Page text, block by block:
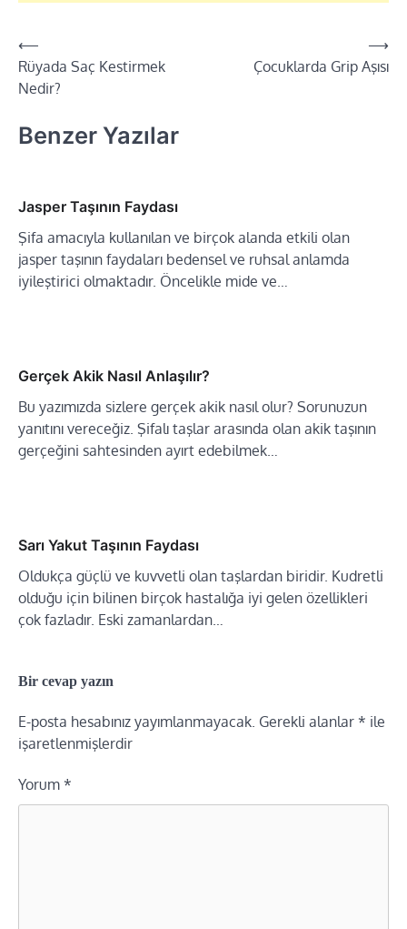
Yazı
dolaşımı
⟵
Rüyada Saç Kestirmek
Nedir?
Çocuklarda Grip Aşısı
⟶
Benzer Yazılar
Jasper Taşının Faydası
Şifa amacıyla kullanılan ve birçok alanda etkili olan
jasper taşının faydaları bedensel ve ruhsal anlamda
iyileştirici olmaktadır. Öncelikle mide ve…
Gerçek Akik Nasıl Anlaşılır?
Bu yazımızda sizlere gerçek akik nasıl olur? Sorunuzun
yanıtını vereceğiz. Şifalı taşlar arasında olan akik taşının
gerçeğini sahtesinden ayırt edebilmek…
Sarı Yakut Taşının Faydası
Oldukça güçlü ve kuvvetli olan taşlardan biridir. Kudretli
olduğu için bilinen birçok hastalığa iyi gelen özellikleri
çok fazladır. Eski zamanlardan…
Bir cevap yazın
E-posta hesabınız yayımlanmayacak. Gerekli alanlar * ile
işaretlenmişlerdir
Yorum *